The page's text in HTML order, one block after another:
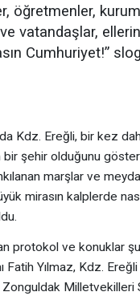
öğretmenler,
vatandaşlar,
Cumhuriyet!”
Kdz. Ereğli, bir kez
bir şehir olduğunu
marşlar ve
mirasın kalplerde nasıl
protokol ve konuklar
Fatih Yılmaz, Kdz.
Zonguldak